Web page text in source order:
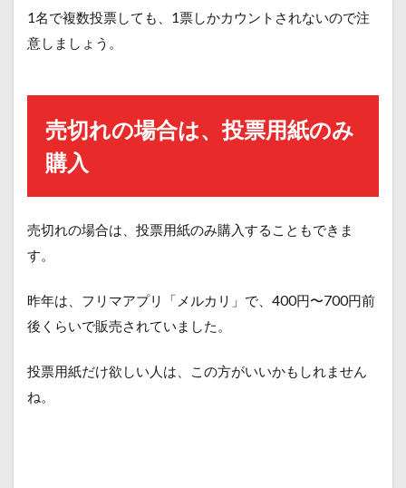
1名で複数投票しても、1票しかカウントされないので注
意しましょう。
売切れの場合は、投票用紙のみ
購入
売切れの場合は、投票用紙のみ購入することもできま
す。
昨年は、フリマアプリ 「 メルカリ」で、 400円〜700円前
後くらいで販売されていました。
投票用紙だけ欲しい人は、この方がいいかもしれません
ね。